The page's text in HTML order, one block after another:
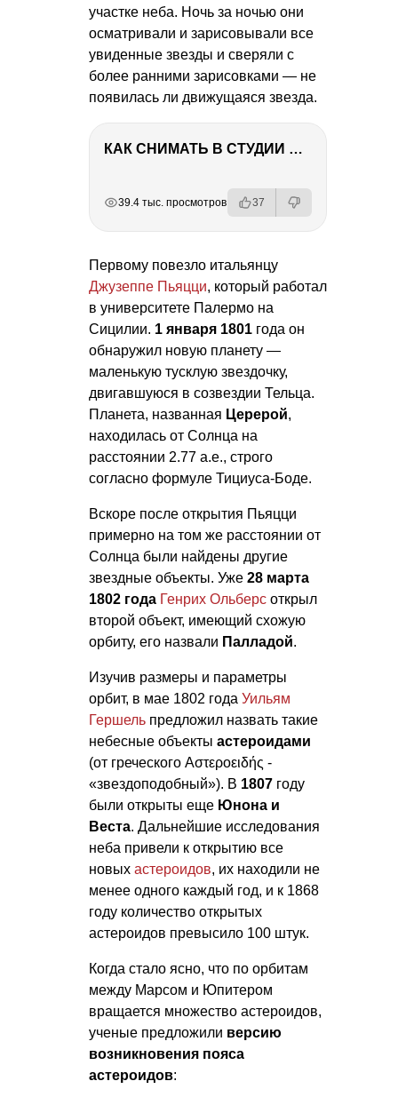
участке неба. Ночь за ночью они
осматривали и зарисовывали все
увиденные звезды и сверяли с
более ранними зарисовками — не
появилась ли движущаяся звезда.
КАК СНИМАТЬ В СТУДИИ СО ВСПЫШКАМИ
39.4 тыс. просмотров 37
Первому повезло итальянцу
Джузеппе Пьяцци, который работал
в университете Палермо на
Сицилии. 1 января 1801 года он
обнаружил новую планету —
маленькую тусклую звездочку,
двигавшуюся в созвездии Тельца.
Планета, названная Церерой,
находилась от Солнца на
расстоянии 2.77 а.е., строго
согласно формуле Тициуса-Боде.
Вскоре после открытия Пьяцци
примерно на том же расстоянии от
Солнца были найдены другие
звездные объекты. Уже 28 марта
1802 года Генрих Ольберс открыл
второй объект, имеющий схожую
орбиту, его назвали Палладой.
Изучив размеры и параметры
орбит, в мае 1802 года Уильям
Гершель предложил назвать такие
небесные объекты астероидами
(от греческого Αστεροειδής -
«звездоподобный»). В 1807 году
были открыты еще Юнона и
Веста. Дальнейшие исследования
неба привели к открытию все
новых астероидов, их находили не
менее одного каждый год, и к 1868
году количество открытых
астероидов превысило 100 штук.
Когда стало ясно, что по орбитам
между Марсом и Юпитером
вращается множество астероидов,
ученые предложили версию
возникновения пояса
астероидов: